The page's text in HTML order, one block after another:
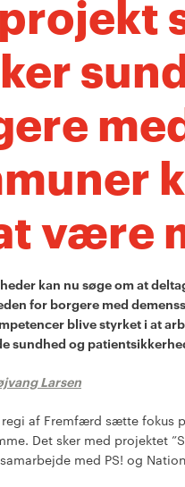
være
kan nu søge om at
for borgere med
blive styrket i at
sundhed og
Larsen
regi af Fremfærd sætte fokus
Det sker med projektet
med PS! og